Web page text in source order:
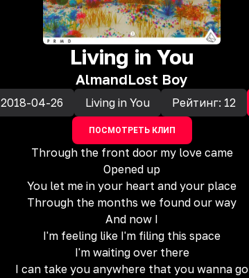
Living in You
AlmandLost Boy
2018-04-26 Living in You Рейтинг: 12
ПОСМОТРЕТЬ КЛИП
Through the front door my love came
Opened up
You let me in your heart and your place
Through the months we found our way
And now I
I'm feeling like I'm filing this space
I'm waiting over there
I can take you anywhere that you wanna go